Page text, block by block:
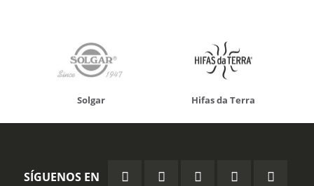
Solgar Hifas da Terra
SÍGUENOS EN